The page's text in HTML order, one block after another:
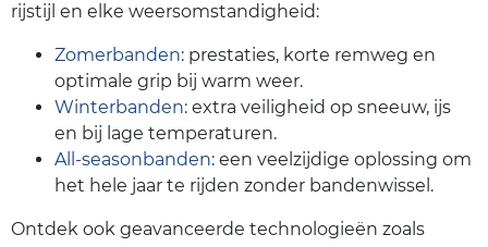
rijstijl en elke weersomstandigheid:
Zomerbanden: prestaties, korte remweg en
optimale grip bij warm weer.
Winterbanden: extra veiligheid op sneeuw, ijs
en bij lage temperaturen.
All-seasonbanden: een veelzijdige oplossing om
het hele jaar te rijden zonder bandenwissel.
Ontdek ook geavanceerde technologieën zoals